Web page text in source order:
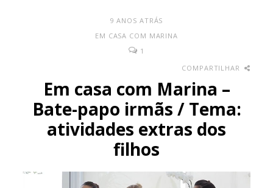
9 ANOS ATRÁS
EM CASA COM MARINA
1
COMPARTILHAR
Em casa com Marina –
Bate-papo irmãs / Tema:
atividades extras dos
filhos